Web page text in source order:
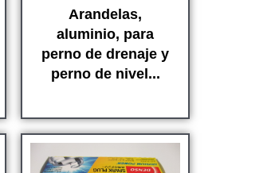
Arandelas,
aluminio, para
perno de drenaje y
perno de nivel...